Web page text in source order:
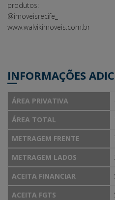
produtos:
@imoveisrecife_
www.walvikimoveis.com.br
INFORMAÇÕES
ÁREA PRIVATIVA
ÁREA TOTAL
METRAGEM FRENTE
METRAGEM LADOS
ACEITA FINANCIAR
ACEITA FGTS